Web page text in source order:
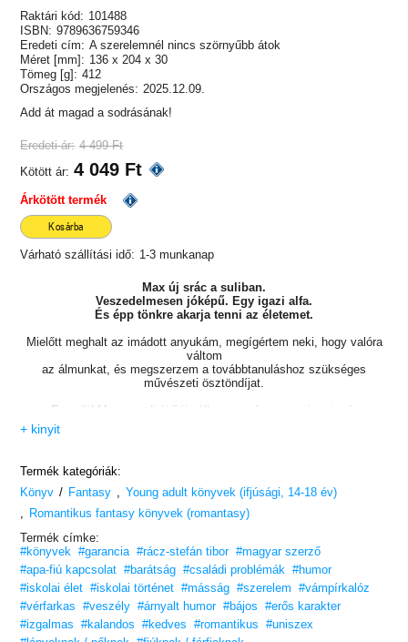
Raktári kód: 101488
ISBN: 9789636759346
Eredeti cím: A szerelemnél nincs szörnyűbb átok
Méret [mm]: 136 x 204 x 30
Tömeg [g]: 412
Országos megjelenés: 2025.12.09.
Add át magad a sodrásának!
Eredeti ár: 4 499 Ft
Kötött ár: 4 049 Ft
Árkötött termék
Kosárba
Várható szállítási idő: 1-3 munkanap
Max új srác a suliban.
Veszedelmesen jóképű. Egy igazi alfa.
És épp tönkre akarja tenni az életemet.
Mielőtt meghalt az imádott anyukám, megígértem neki, hogy valóra
váltom
az álmunkat, és megszerzem a továbbtanuláshoz szükséges
művészeti ösztöndíjat.
Egyedül Max, a suli új fiúja áll az utamba, ugyanis a tanár
vele osztott párba, de Max nem hajlandó teljesíteni a feladatot,
Valahogy rá kell vennem őt, hogy igent mondjon,
és elkészíthessük egymás portréját.
Max igazi rejtély. Még télen is csak egy pulcsiban jár. Az érzelmeit
folyton
palástolja, nem nyílik meg senkinek. Emellett elképesztően erős is,
még az életemet is megmenti, amikor majdnem rám zuhan egy óriási
Ami után totál bunkón viselkedik velem.
Gyűlölöm őt. Imádok veszekedni vele. Bármit megadnék azért,
hogy mosolyogni láthassam. Úgy vonz, mint a lepkét a tűz fénye,
és ha nem vigyázok, elevenen eléget.
+ kinyit
Termék kategóriák:
Könyv / Fantasy
Young adult könyvek (ifjúsági, 14-18 év)
Romantikus fantasy könyvek (romantasy)
Termék címke:
#könyvek #garancia #rácz-stefán tibor #magyar szerző
#apa-fiú kapcsolat #barátság #családi problémák #humor
#iskolai élet #iskolai történet #másság #szerelem
#vámpírkalóz
#vérfarkas
#veszély #árnyalt humor #bájos
#erős karakter
#izgalmas
#kalandos #kedves #romantikus
#uniszex